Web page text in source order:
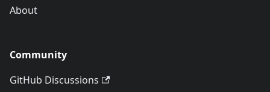
About
Community
GitHub Discussions